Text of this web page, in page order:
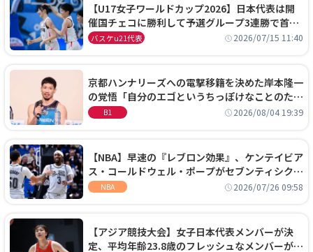
【U17女子ワールドカップ2026】日本代表は開
催国チェコに勝利して予選グループ3連勝で首位
通過！準々決勝の相手はエジプトに決定
バスケu21代表 2026/07/15 11:40
京都ハンナリーズへの電撃移籍を決めた岸本隆一
の覚悟「自分のエゴというちっぽけなことのため
に、京都に来たわけではない」
B1 2026/08/04 19:39
【NBA】早速の『レブロン効果』、ケンテイビア
ス・コールドウェル・ポープがセブンティシクサ
ーズに1年契約で加入
NBA 2026/07/26 09:58
【アジア競技大会】女子日本代表メンバーが決
定、平均年齢23.8歳のフレッシュなメンバーが日